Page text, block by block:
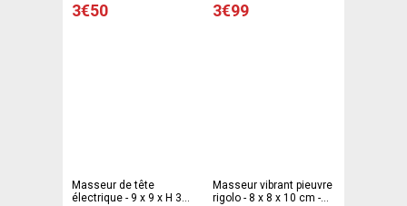
3€50 3€99
Masseur de tête
électrique - 9 x 9 x H 30
Masseur vibrant pieuvre
rigolo - 8 x 8 x 10 cm -